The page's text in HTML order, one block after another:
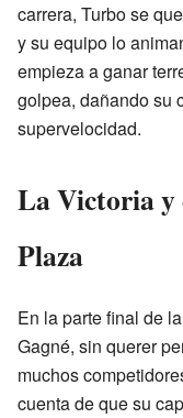
carrera, Turbo se
y su equipo lo
empieza a ganar
golpea, dañando su
supervelocidad.
La Victoria y
Plaza
En la parte final de
Gagné, sin querer
muchos
cuenta de que su